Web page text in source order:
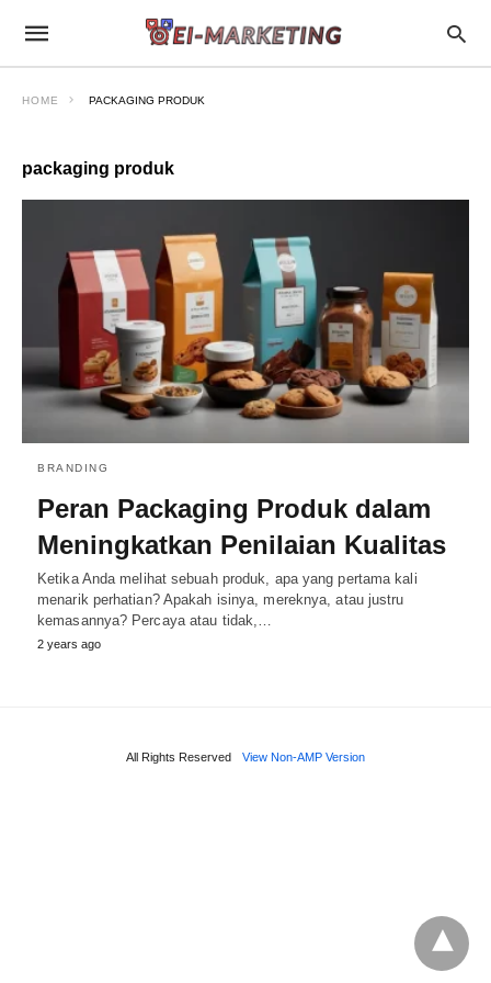
HOME PACKAGING PRODUK
packaging produk
BRANDING
Peran Packaging Produk dalam
Meningkatkan Penilaian Kualitas
Ketika Anda melihat sebuah produk, apa yang pertama kali
menarik perhatian? Apakah isinya, mereknya, atau justru
kemasannya? Percaya atau tidak,…
2 years ago
All Rights Reserved View Non-AMP Version